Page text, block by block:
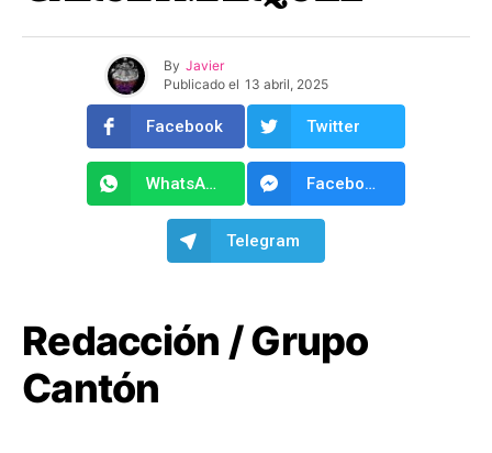
By Javier
Publicado el 13 abril, 2025
Facebook Twitter
WhatsApp Facebook Messenger
Telegram
Redacción / Grupo
Cantón